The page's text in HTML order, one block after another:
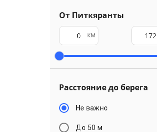
От Питкяранты
км
Расстояние до берега
Не важно
До 50 м